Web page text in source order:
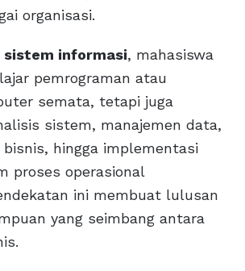
organisasi.
sistem informasi, mahasiswa
pemrograman atau
semata, tetapi juga
sistem, manajemen data,
hingga implementasi
proses operasional
ini membuat lulusan
yang seimbang antara